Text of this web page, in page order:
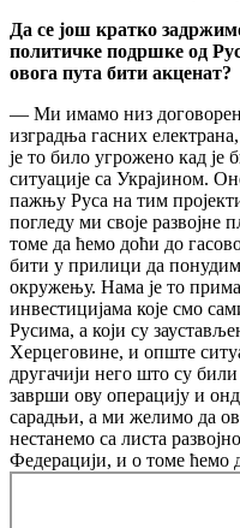
Да се још кратко
политичке подршке од
овога пута бити акценат?
— Ми имамо низ
изградња гасних
је то било угрожено кад је
ситуације са Украјином.
пажњу Руса на тим
погледу ми своје развојне
томе да ћемо доћи до
бити у прилици да
окружењу. Нама је то
инвестицијама које смо
Русима, а који су
Херцеговине, и опште
другачији него што су
заврши ову операцију и
сарадњи, а ми желимо да
нестанемо са листа
Федерацији, и о томе ћемо